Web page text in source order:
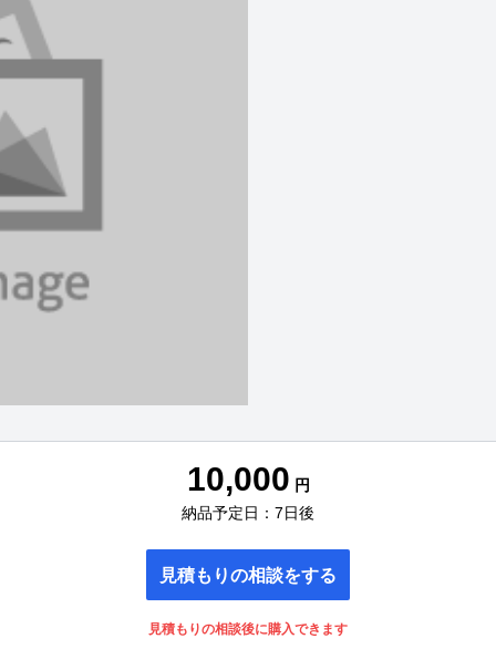
10,000 円
納品予定日：7日後
見積もりの相談をする
見積もりの相談後に購入できます